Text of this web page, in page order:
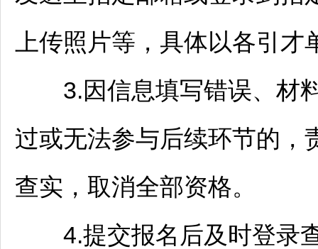
上传照片等，具体以各引
3.因信息填写错误、材料
过或无法参与后续环节的，
查实，取消全部资格。
4.提交报名后及时登录查